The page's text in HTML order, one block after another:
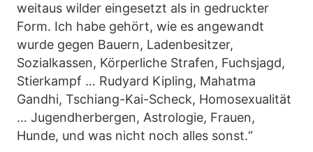
weitaus wilder eingesetzt als in gedruckter
Form. Ich habe gehört, wie es angewandt
wurde gegen Bauern, Ladenbesitzer,
Sozialkassen, Körperliche Strafen, Fuchsjagd,
Stierkampf … Rudyard Kipling, Mahatma
Gandhi, Tschiang-Kai-Scheck, Homosexualität
… Jugendherbergen, Astrologie, Frauen,
Hunde, und was nicht noch alles sonst.“